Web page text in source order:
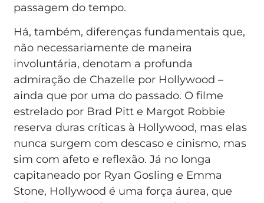
passagem do tempo.
Há, também, diferenças fundamentais que,
não necessariamente de maneira
involuntária, denotam a profunda
admiração de Chazelle por Hollywood –
ainda que por uma do passado. O filme
estrelado por Brad Pitt e Margot Robbie
reserva duras críticas à Hollywood, mas elas
nunca surgem com descaso e cinismo, mas
sim com afeto e reflexão. Já no longa
capitaneado por Ryan Gosling e Emma
Stone, Hollywood é uma força áurea, que